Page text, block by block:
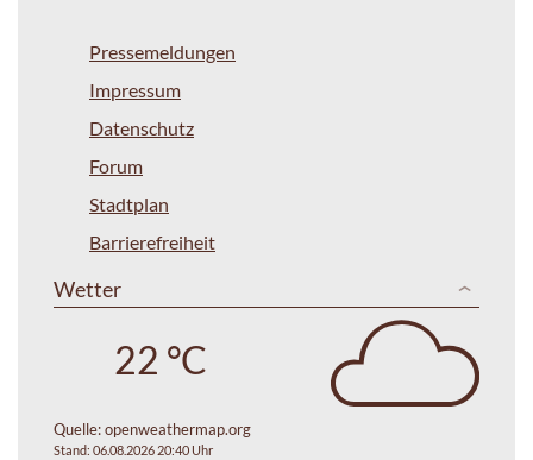
Pressemeldungen
Impressum
Datenschutz
Forum
Stadtplan
Barrierefreiheit
Wetter
22 °C
Quelle:openweathermap.org
Stand: 06.08.2026 20:40 Uhr